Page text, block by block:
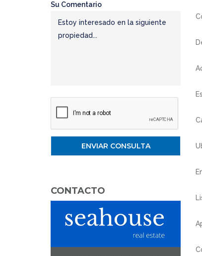
Su Comentario
CONTACTO